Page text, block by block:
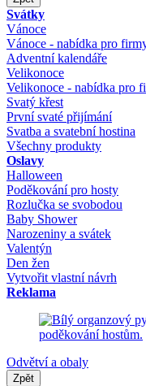
Svátky
Vánoce
Vánoce - nabídka pro
Adventní kalendáře
Velikonoce
Velikonoce - nabídka pro
Svatý křest
První svaté přijímání
Svatba a svatební hostina
Všechny produkty
Oslavy
Halloween
Poděkování pro hosty
Rozlučka se svobodou
Baby Shower
Narozeniny a svátek
Valentýn
Den žen
Vytvořit vlastní návrh
Reklama
Odvětví a obaly
Zpět